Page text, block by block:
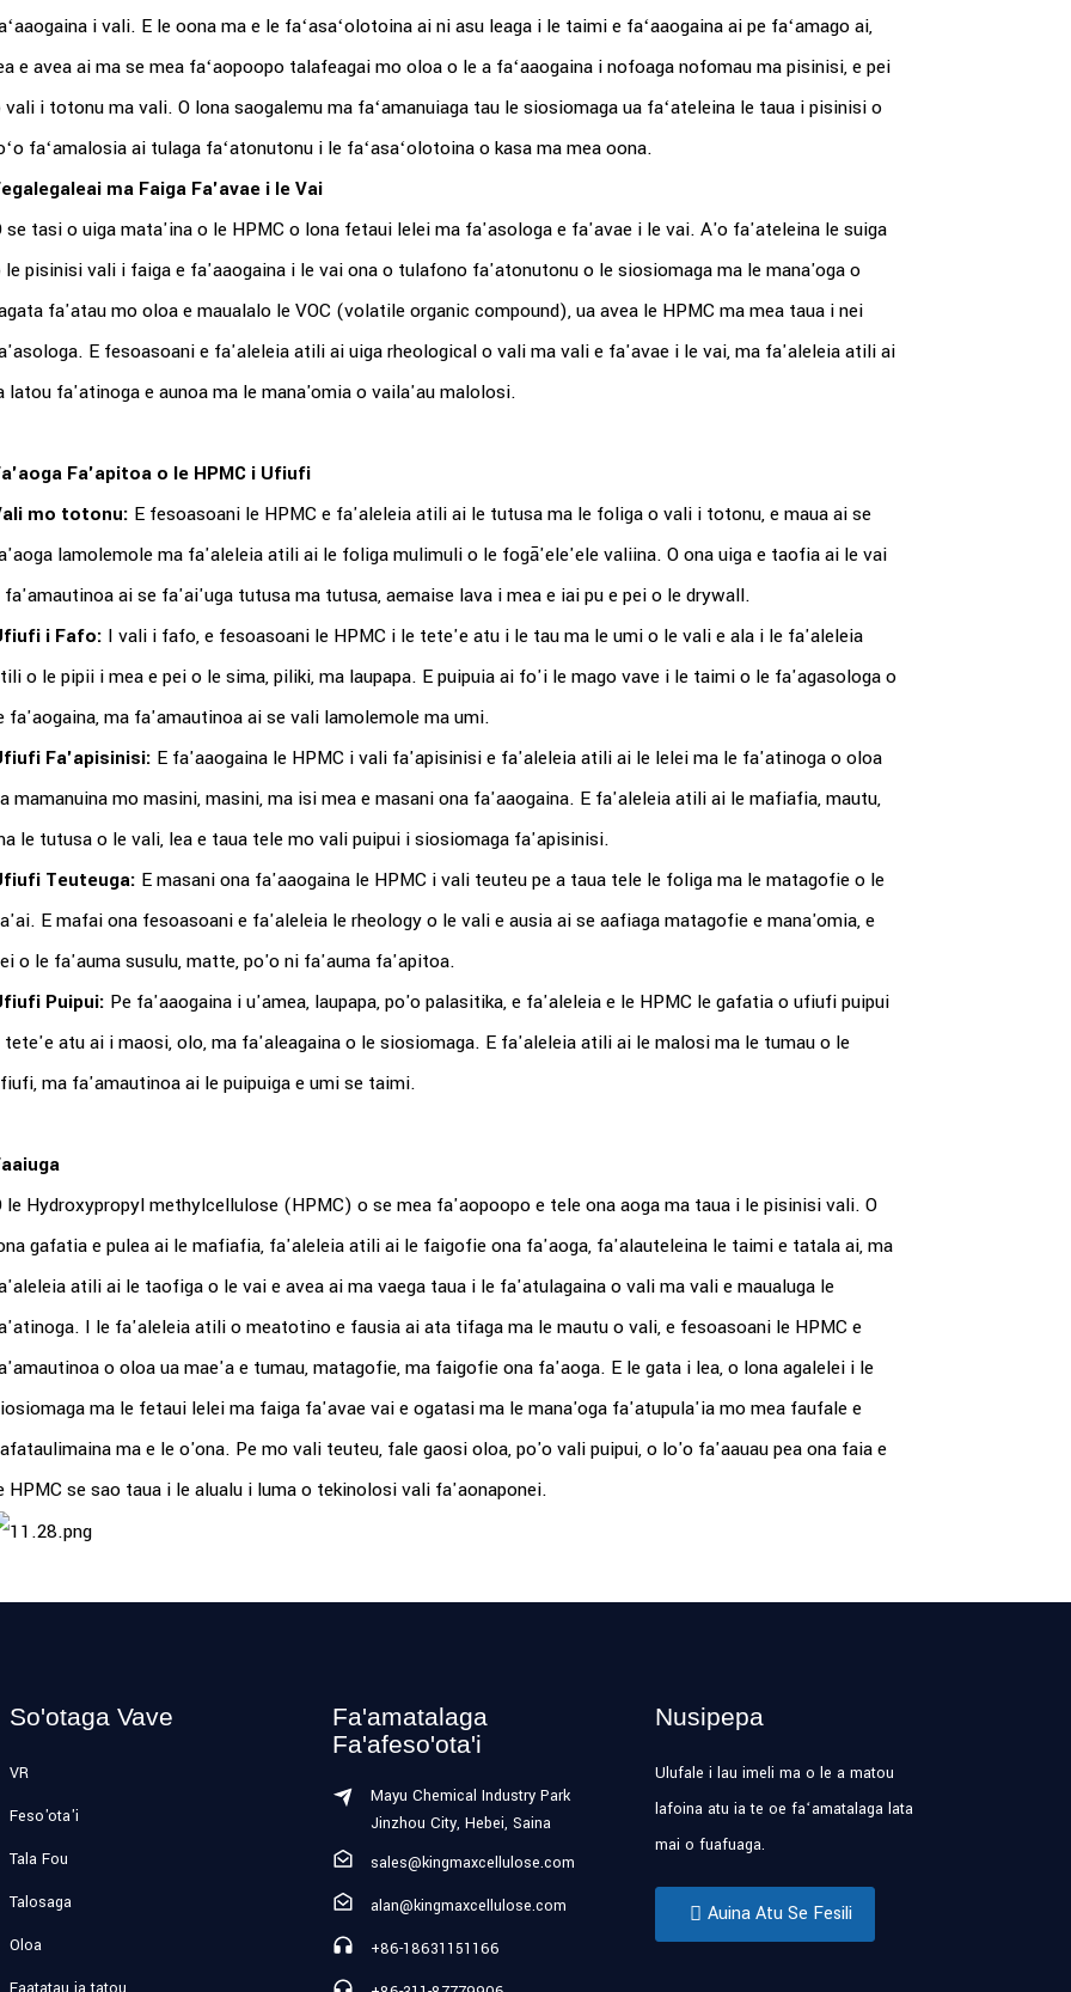
i vali. E le oona ma e le faʻasaʻolotoina ai ni asu leaga i le taimi e faʻaaogaina ai pe faʻamago ai,
e avea ai ma se mea faʻaopoopo talafeagai mo oloa o le a faʻaaogaina i nofoaga nofomau ma pisinisi, e pei
vali i totonu ma vali. O lona saogalemu ma faʻamanuiaga tau le siosiomaga ua faʻateleina le taua i pisinisi o
faʻamalosia ai tulaga faʻatonutonu i le faʻasaʻolotoina o kasa ma mea oona.
ma Faiga Fa'avae i le Vai
se tasi o uiga mata'ina o le HPMC o lona fetaui lelei ma fa'asologa e fa'avae i le vai. A'o fa'ateleina le suiga
le pisinisi vali i faiga e fa'aaogaina i le vai ona o tulafono fa'atonutonu o le siosiomaga ma le mana'oga o
fa'atau mo oloa e maualalo le VOC (volatile organic compound), ua avea le HPMC ma mea taua i nei
E fesoasoani e fa'aleleia atili ai uiga rheological o vali ma vali e fa'avae i le vai, ma fa'aleleia atili ai
latou fa'atinoga e aunoa ma le mana'omia o vaila'au malolosi.
Fa'apitoa o le HPMC i Ufiufi
mo totonu: E fesoasoani le HPMC e fa'aleleia atili ai le tutusa ma le foliga o vali i totonu, e maua ai se
lamolemole ma fa'aleleia atili ai le foliga mulimuli o le fogā'ele'ele valiina. O ona uiga e taofia ai le vai
fa'amautinoa ai se fa'ai'uga tutusa ma tutusa, aemaise lava i mea e iai pu e pei o le drywall.
i Fafo: I vali i fafo, e fesoasoani le HPMC i le tete'e atu i le tau ma le umi o le vali e ala i le fa'aleleia
o le pipii i mea e pei o le sima, piliki, ma laupapa. E puipuia ai fo'i le mago vave i le taimi o le fa'agasologa o
fa'aogaina, ma fa'amautinoa ai se vali lamolemole ma umi.
Fa'apisinisi: E fa'aaogaina le HPMC i vali fa'apisinisi e fa'aleleia atili ai le lelei ma le fa'atinoga o oloa
mamanuina mo masini, masini, ma isi mea e masani ona fa'aaogaina. E fa'aleleia atili ai le mafiafia, mautu,
le tutusa o le vali, lea e taua tele mo vali puipui i siosiomaga fa'apisinisi.
Teuteuga: E masani ona fa'aaogaina le HPMC i vali teuteu pe a taua tele le foliga ma le matagofie o le
E mafai ona fesoasoani e fa'aleleia le rheology o le vali e ausia ai se aafiaga matagofie e mana'omia, e
o le fa'auma susulu, matte, po'o ni fa'auma fa'apitoa.
Puipui: Pe fa'aaogaina i u'amea, laupapa, po'o palasitika, e fa'aleleia e le HPMC le gafatia o ufiufi puipui
tete'e atu ai i maosi, olo, ma fa'aleagaina o le siosiomaga. E fa'aleleia atili ai le malosi ma le tumau o le
ma fa'amautinoa ai le puipuiga e umi se taimi.
le Hydroxypropyl methylcellulose (HPMC) o se mea fa'aopoopo e tele ona aoga ma taua i le pisinisi vali. O
gafatia e pulea ai le mafiafia, fa'aleleia atili ai le faigofie ona fa'aoga, fa'alauteleina le taimi e tatala ai, ma
atili ai le taofiga o le vai e avea ai ma vaega taua i le fa'atulagaina o vali ma vali e maualuga le
I le fa'aleleia atili o meatotino e fausia ai ata tifaga ma le mautu o vali, e fesoasoani le HPMC e
o oloa ua mae'a e tumau, matagofie, ma faigofie ona fa'aoga. E le gata i lea, o lona agalelei i le
ma le fetaui lelei ma faiga fa'avae vai e ogatasi ma le mana'oga fa'atupula'ia mo mea faufale e
ma e le o'ona. Pe mo vali teuteu, fale gaosi oloa, po'o vali puipui, o lo'o fa'aauau pea ona faia e
HPMC se sao taua i le alualu i luma o tekinolosi vali fa'aonaponei.
So'otaga Vave
VR
Feso'ota'i
Tala Fou
Talosaga
Oloa
Fa'amatalaga
Fa'afeso'ota'i
Mayu Chemical Industry Park
Jinzhou City, Hebei, Saina
sales@kingmaxcellulose.com
alan@kingmaxcellulose.com
+86-18631151166
Nusipepa
Ulufale i lau imeli ma o le a matou
lafoina atu ia te oe faʻamatalaga lata
mai o fuafuaga.
Auina Atu Se Fesili